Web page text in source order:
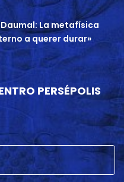
La metafísica
a querer durar»
PERSÉPOLIS